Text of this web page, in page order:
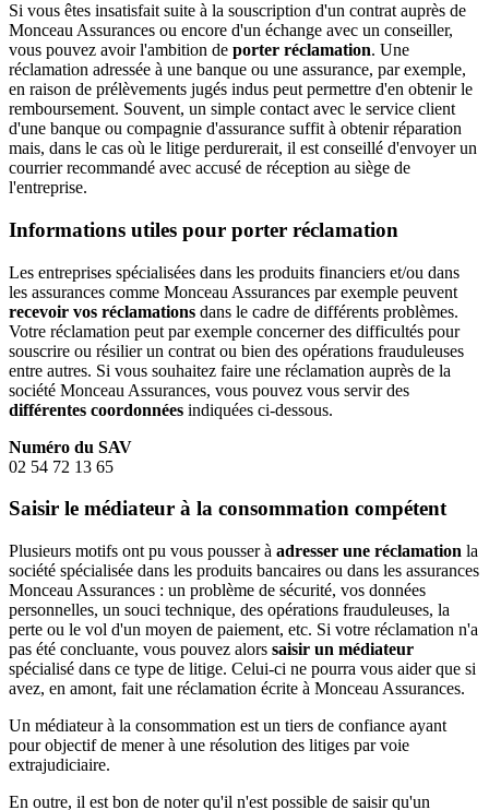
Si vous êtes insatisfait suite à la souscription d'un contrat auprès de
Monceau Assurances ou encore d'un échange avec un conseiller,
vous pouvez avoir l'ambition de porter réclamation. Une
réclamation adressée à une banque ou une assurance, par exemple,
en raison de prélèvements jugés indus peut permettre d'en obtenir le
remboursement. Souvent, un simple contact avec le service client
d'une banque ou compagnie d'assurance suffit à obtenir réparation
mais, dans le cas où le litige perdurerait, il est conseillé d'envoyer un
courrier recommandé avec accusé de réception au siège de
l'entreprise.
Informations utiles pour porter réclamation
Les entreprises spécialisées dans les produits financiers et/ou dans
les assurances comme Monceau Assurances par exemple peuvent
recevoir vos réclamations dans le cadre de différents problèmes.
Votre réclamation peut par exemple concerner des difficultés pour
souscrire ou résilier un contrat ou bien des opérations frauduleuses
entre autres. Si vous souhaitez faire une réclamation auprès de la
société Monceau Assurances, vous pouvez vous servir des
différentes coordonnées indiquées ci-dessous.
Numéro du SAV
02 54 72 13 65
Saisir le médiateur à la consommation compétent
Plusieurs motifs ont pu vous pousser à adresser une réclamation la
société spécialisée dans les produits bancaires ou dans les assurances
Monceau Assurances : un problème de sécurité, vos données
personnelles, un souci technique, des opérations frauduleuses, la
perte ou le vol d'un moyen de paiement, etc. Si votre réclamation n'a
pas été concluante, vous pouvez alors saisir un médiateur
spécialisé dans ce type de litige. Celui-ci ne pourra vous aider que si
avez, en amont, fait une réclamation écrite à Monceau Assurances.
Un médiateur à la consommation est un tiers de confiance ayant
pour objectif de mener à une résolution des litiges par voie
extrajudiciaire.
En outre, il est bon de noter qu'il n'est possible de saisir qu'un